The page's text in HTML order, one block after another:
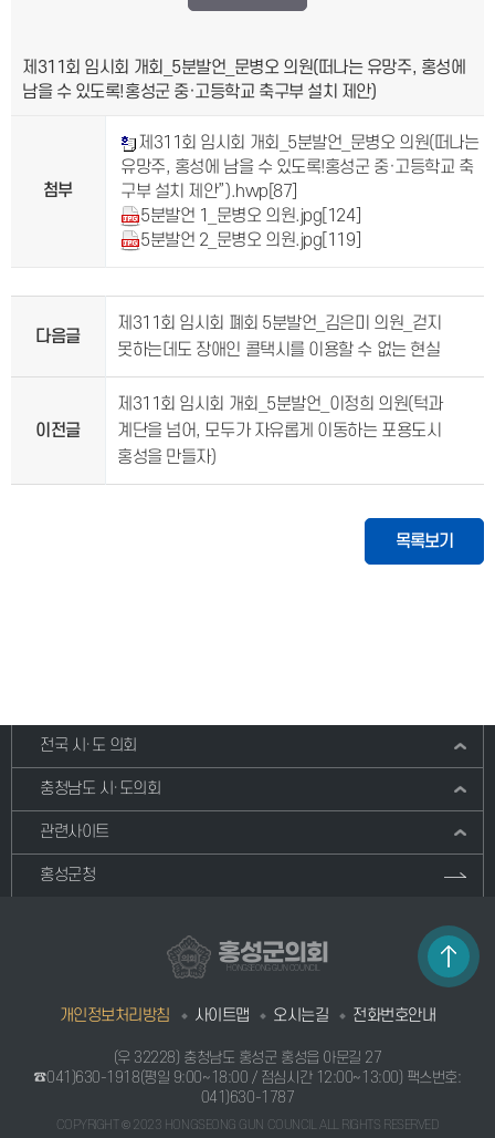
제311회 임시회 개회_5분발언_문병오 의원(떠나는 유망주, 홍성에
남을 수 있도록!홍성군 중·고등학교 축구부 설치 제안)
첨부
제311회 임시회 개회_5분발언_문병오 의원(떠나는
유망주, 홍성에 남을 수 있도록!홍성군 중·고등학교 축
구부 설치 제안”).hwp [87]
5분발언 1_문병오 의원.jpg [124]
5분발언 2_문병오 의원.jpg [119]
다음글
제311회 임시회 폐회 5분발언_김은미 의원_걷지
못하는데도 장애인 콜택시를 이용할 수 없는 현실
이전글
제311회 임시회 개회_5분발언_이정희 의원(턱과
계단을 넘어, 모두가 자유롭게 이동하는 포용도시
홍성을 만들자)
목록보기
전국 시·도 의회
충청남도 시·도의회
관련사이트
홍성군청
홍성군의회
HONGSEONG GUN COUNCIL
개인정보처리방침 사이트맵 오시는길 전화번호안내
(우 32228) 충청남도 홍성군 홍성읍 아문길 27
☎041)630-1918(평일 9:00~18:00 / 점심시간 12:00~13:00) 팩스번호:
041)630-1787
COPYRIGHT © 2023 HONGSEONG GUN COUNCIL ALL RIGHTS RESERVED